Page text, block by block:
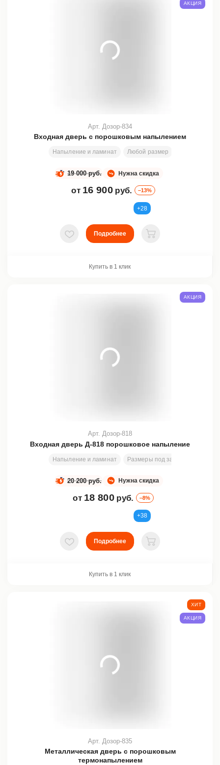
Входная дверь с порошковым напылением
Напыление и ламинат Любой размер
Арт. Дозор-834
Нужна скидка
19 000 руб.
от 16 900 руб. –13%
АКЦИЯ
+28
В избранное
Подробнее
В корзину
Купить в 1 клик
Входная дверь Д-818 порошковое напыление
Напыление и ламинат Размеры под заказ
Арт. Дозор-818
Нужна скидка
20 200 руб.
от 18 800 руб. –8%
АКЦИЯ
+38
В избранное
Подробнее
В корзину
Купить в 1 клик
Металлическая дверь с порошковым
термонапылением
Арт. Дозор-835
ХИТ
АКЦИЯ